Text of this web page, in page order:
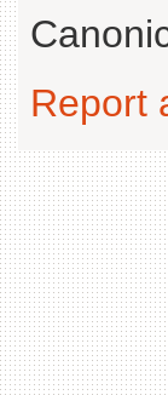
Report